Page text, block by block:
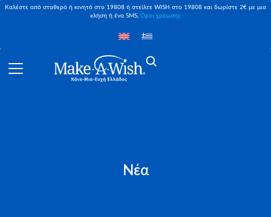
Καλέστε από σταθερό ή κινητό στο 19808 ή στείλτε WISH στο 19808 και δωρίστε 2€ με μια
κλήση ή ένα SMS,Όροι χρέωσης
Νέα